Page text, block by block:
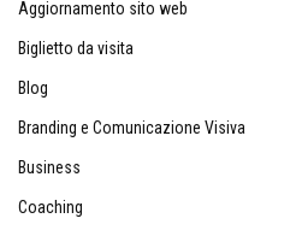
Aggiornamento sito web
Biglietto da visita
Blog
Branding e Comunicazione Visiva
Business
Coaching